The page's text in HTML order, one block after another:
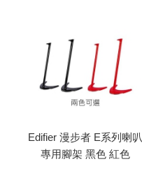
Edifier 漫步者 E系列喇叭
專用腳架 黑色 紅色